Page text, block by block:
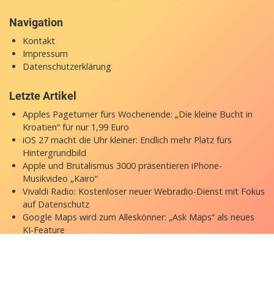
Navigation
Kontakt
Impressum
Datenschutzerklärung
Letzte Artikel
Apples Pageturner fürs Wochenende: „Die kleine Bucht in
Kroatien“ für nur 1,99 Euro
iOS 27 macht die Uhr kleiner: Endlich mehr Platz fürs
Hintergrundbild
Apple und Brutalismus 3000 präsentieren iPhone-
Musikvideo „Kairo“
Vivaldi Radio: Kostenloser neuer Webradio-Dienst mit Fokus
auf Datenschutz
Google Maps wird zum Alleskönner: „Ask Maps“ als neues
KI-Feature